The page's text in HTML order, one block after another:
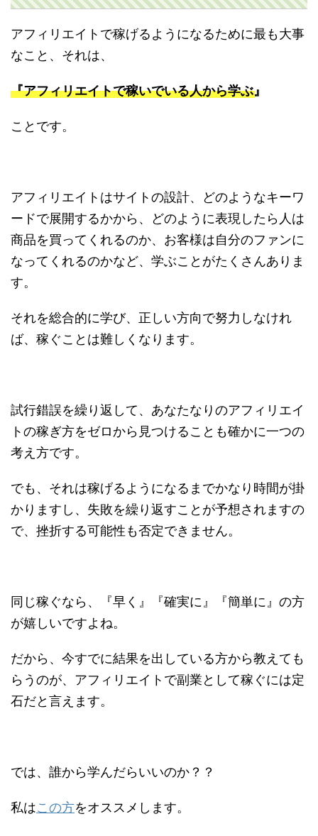
アフィリエイトで稼げるようになるために最も大事
なこと、それは、
『アフィリエイトで稼いでいる人から学ぶ』
ことです。
アフィリエイトはサイトの設計、どのようなキーワ
ードで展開するかから、どのように表現したら人は
商品を買ってくれるのか、お客様は自分のファンに
なってくれるのかなど、学ぶことがたくさんありま
す。
それを総合的に学び、正しい方向で努力しなけれ
ば、稼ぐことは難しくなります。
試行錯誤を繰り返して、あなたなりのアフィリエイ
トの稼ぎ方をゼロから見つけることも確かに一つの
考え方です。
でも、それは稼げるようになるまでかなり時間が掛
かりますし、失敗を繰り返すことが予想されますの
で、挫折する可能性も否定できません。
同じ稼ぐなら、『早く』『確実に』『簡単に』の方
が嬉しいですよね。
だから、今すでに結果を出している方から教えても
らうのが、アフィリエイトで副業として稼ぐには定
石だと言えます。
では、誰から学んだらいいのか？？
私はこの方をオススメします。